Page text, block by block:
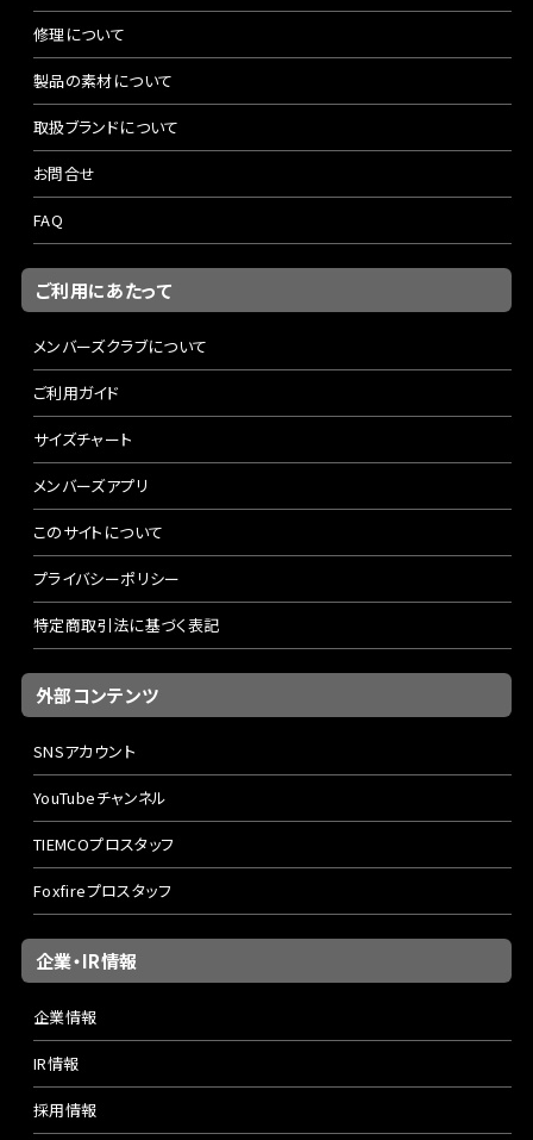
修理について
製品の素材について
取扱ブランドについて
お問合せ
FAQ
ご利用にあたって
メンバーズクラブについて
ご利用ガイド
サイズチャート
メンバーズアプリ
このサイトについて
プライバシーポリシー
特定商取引法に基づく表記
外部コンテンツ
SNSアカウント
YouTubeチャンネル
TIEMCOプロスタッフ
Foxfireプロスタッフ
企業・IR情報
企業情報
IR情報
採用情報